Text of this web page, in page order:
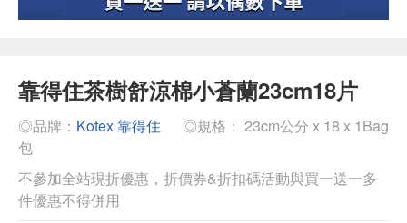
靠得住茶樹舒涼棉小蒼蘭23cm18片
◎品牌： Kotex 靠得住
◎規格： 23cm公分 x 18 x 1Bag
包
不參加全站現折優惠，折價券&折扣碼活動與買一送一多
件優惠不得併用